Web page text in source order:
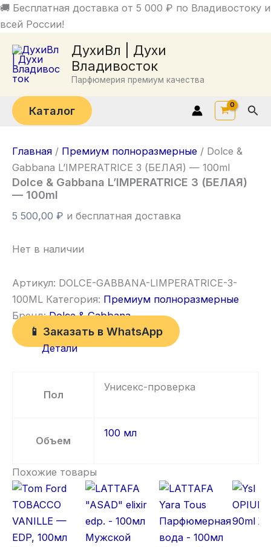
🚚 Бесплатная доставка от 5 000 ₽ по Владивостоку и
всей России!
Перейти
к
ДухиВл | Духи
Владивосток
Парфюмерия премиум качества
Каталог
Главная / Премиум полноразмерные / Dolce &
Gabbana L’IMPERATRICE 3 (БЕЛАЯ) — 100ml
Dolce & Gabbana L’IMPERATRICE 3 (БЕЛАЯ)
— 100ml
5 500,00 ₽ и бесплатная доставка
Нет в наличии
Артикул: DOLCE-GABBANA-LIMPERATRICE-3-
100ML Категория: Премиум полноразмерные
Бренд:Dolce & Gabbana
📱 Заказать в WhatsApp
Детали
Пол
Унисекс-проверка
Объем
100 мл
Похожие товары